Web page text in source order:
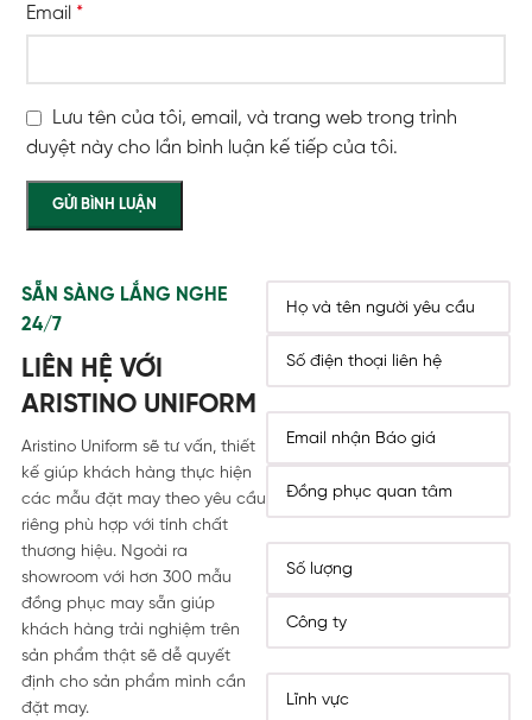
Email *
Lưu tên của tôi, email, và trang web trong trình
duyệt này cho lần bình luận kế tiếp của tôi.
SẴN SÀNG LẮNG NGHE
24/7
LIÊN HỆ VỚI
ARISTINO UNIFORM
Aristino Uniform sẽ tư vấn, thiết
kế giúp khách hàng thực hiện
các mẫu đặt may theo yêu cầu
riêng phù hợp với tính chất
thương hiệu. Ngoài ra
showroom với hơn 300 mẫu
đồng phục may sẵn giúp
khách hàng trải nghiệm trên
sản phẩm thật sẽ dễ quyết
định cho sản phẩm mình cần
đặt may.